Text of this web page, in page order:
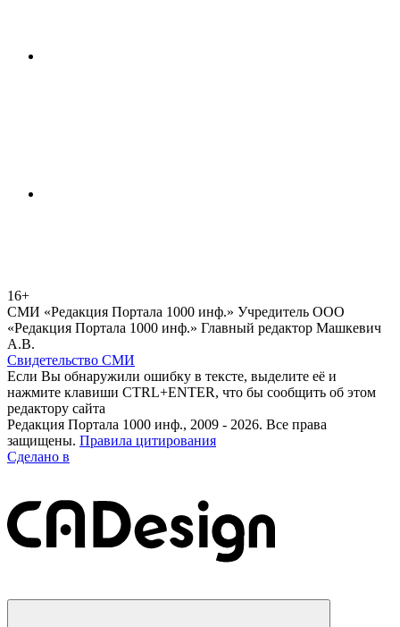
16+
СМИ «Редакция Портала 1000 инф.» Учредитель ООО
«Редакция Портала 1000 инф.» Главный редактор Машкевич
А.В.
Свидетельство СМИ
Если Вы обнаружили ошибку в тексте, выделите её и
нажмите клавиши CTRL+ENTER, что бы сообщить об этом
редактору сайта
Редакция Портала 1000 инф., 2009 - 2026. Все права
защищены. Правила цитирования
Сделано в